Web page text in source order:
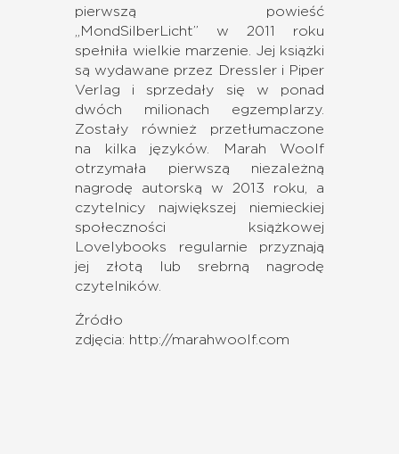
pierwszą powieść
„MondSilberLicht” w 2011 roku
spełniła wielkie marzenie. Jej książki
są wydawane przez Dressler i Piper
Verlag i sprzedały się w ponad
dwóch milionach egzemplarzy.
Zostały również przetłumaczone
na kilka języków. Marah Woolf
otrzymała pierwszą niezależną
nagrodę autorską w 2013 roku, a
czytelnicy największej niemieckiej
społeczności książkowej
Lovelybooks regularnie przyznają
jej złotą lub srebrną nagrodę
czytelników.
Źródło
zdjęcia: http://marahwoolf.com